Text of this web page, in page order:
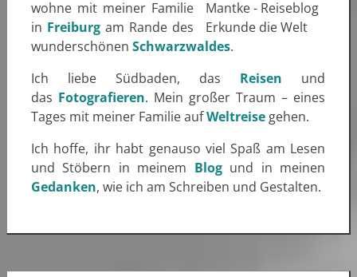
wohne mit meiner Familie
in Freiburg am Rande des
wunderschönen Schwarzwaldes.
Ich liebe Südbaden, das Reisen und
das Fotografieren. Mein großer Traum – eines
Tages mit meiner Familie aufWeltreise gehen.
Ich hoffe, ihr habt genauso viel Spaß am Lesen
und Stöbern in meinem Blog und in meinen
Gedanken, wie ich am Schreiben und Gestalten.